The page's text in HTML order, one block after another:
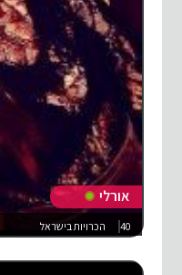
אורלי
40 הכרויות בישראל